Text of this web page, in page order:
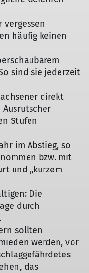
vergessen
häufig keinen
sind sie jederzeit
direkt
Stufen
im Abstieg, so
bzw. mit
und „kurzem
Die
durch
sollten
werden, vor
das